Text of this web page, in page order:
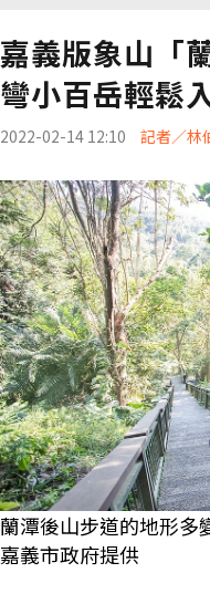
嘉義版象山「
彎小百岳輕鬆
2022-02-14 12:10 記者／林
蘭潭後山步道的地形多
嘉義市政府提供